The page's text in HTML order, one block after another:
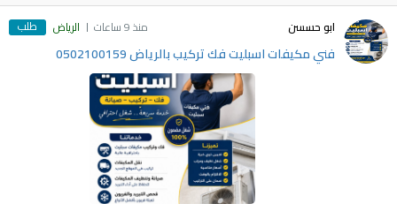
ابو حسسن منذ 9 ساعات الرياض طلب
فني مكيفات اسبليت فك تركيب بالرياض 0502100159